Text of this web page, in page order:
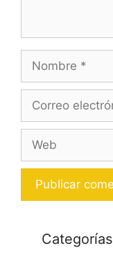
Nombre
Correo
Web